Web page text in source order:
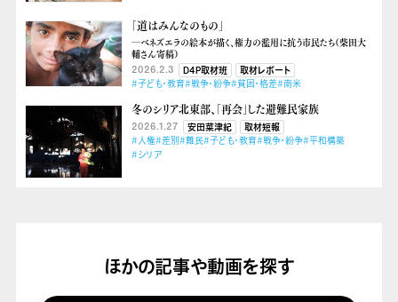
「道はみんなのもの」
―ベネズエラの絵本が描く、権力の濫用に抗う市民たち（柴田大
輔さん寄稿）
2026.2.3 D4P取材班
取材レポート
#子ども・教育#戦争・紛争#貧困・格差#南米
冬のシリア北東部、「再会」した避難民家族
2026.1.27 安田菜津紀
取材短報
#人権#差別#難民#子ども・教育#戦争・紛争#平和構築
#シリア
ほかの記事や動画を探す